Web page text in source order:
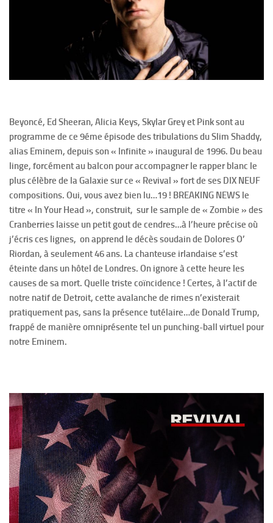
Beyoncé, Ed Sheeran, Alicia Keys, Skylar Grey et Pink sont au
programme de ce 9éme épisode des tribulations du Slim Shaddy,
alias Eminem, depuis son « Infinite » inaugural de 1996. Du beau
linge, forcément au balcon pour accompagner le rapper blanc le
plus célèbre de la Galaxie sur ce « Revival » fort de ses DIX NEUF
compositions. Oui, vous avez bien lu…19 ! BREAKING NEWS le
titre « In Your Head », construit, sur le sample de « Zombie » des
Cranberries laisse un petit gout de cendres…à l’heure précise où
j’écris ces lignes, on apprend le décès soudain de Dolores O’
Riordan, à seulement 46 ans. La chanteuse irlandaise s’est
éteinte dans un hôtel de Londres. On ignore à cette heure les
causes de sa mort. Quelle triste coïncidence ! Certes, à l’actif de
notre natif de Detroit, cette avalanche de rimes n’existerait
pratiquement pas, sans la présence tutélaire…de Donald Trump,
frappé de manière omniprésente tel un punching-ball virtuel pour
notre Eminem.